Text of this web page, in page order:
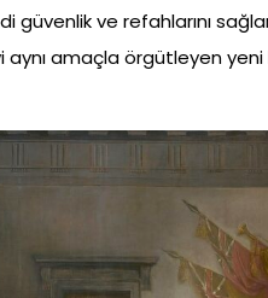
güvenlik ve refahlarını
amaçla örgütleyen yeni